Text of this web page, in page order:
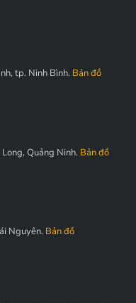
tp. Ninh Bình. Bản đồ
Quảng Ninh. Bản đồ
Nguyên. Bản đồ